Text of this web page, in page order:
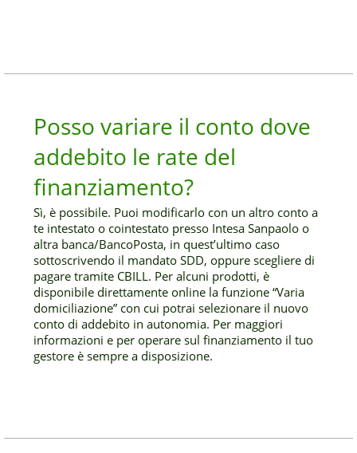
Posso variare il conto dove
addebito le rate del
finanziamento?
Sì, è possibile. Puoi modificarlo con un altro conto a
te intestato o cointestato presso Intesa Sanpaolo o
altra banca/BancoPosta, in quest’ultimo caso
sottoscrivendo il mandato SDD, oppure scegliere di
pagare tramite CBILL. Per alcuni prodotti, è
disponibile direttamente online la funzione “Varia
domiciliazione” con cui potrai selezionare il nuovo
conto di addebito in autonomia. Per maggiori
informazioni e per operare sul finanziamento il tuo
gestore è sempre a disposizione.